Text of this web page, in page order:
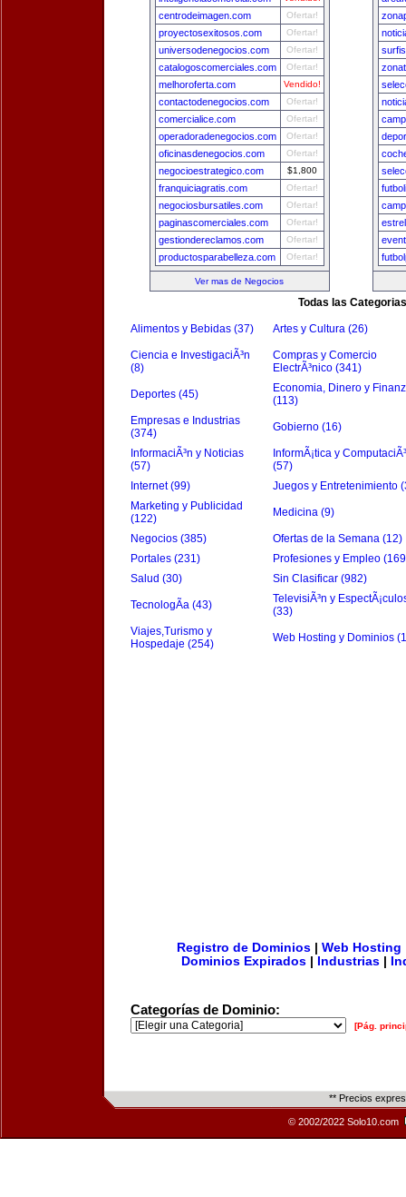
centrodeimagen.com Ofertar!
proyectosexitosos.com Ofertar!
universodenegocios.com Ofertar!
catalogoscomerciales.com Ofertar!
melhoroferta.com Vendido!
contactodenegocios.com Ofertar!
comercialice.com Ofertar!
operadoradenegocios.com Ofertar!
oficinasdenegocios.com Ofertar!
negocioestrategico.com $1,800
franquiciagratis.com Ofertar!
negociosbursatiles.com Ofertar!
paginascomerciales.com Ofertar!
gestiondereclamos.com Ofertar!
productosparabelleza.com Ofertar!
Ver mas de Negocios
Todas las Categorias
Alimentos y Bebidas (37) Artes y Cultura (26)
Ciencia e InvestigaciÃ³n
(8)
Compras y Comercio
ElectrÃ³nico (341)
Deportes (45)
Economia, Dinero y
(113)
Empresas e Industrias
(374)
Gobierno (16)
InformaciÃ³n y Noticias
(57)
InformÃ¡tica y
(57)
Internet (99)
Juegos y Entretenimiento
Marketing y Publicidad
(122)
Medicina (9)
Negocios (385)
Ofertas de la Semana (12)
Portales (231)
Profesiones y Empleo
Salud (30)
Sin Clasificar (982)
TecnologÃ­a (43)
TelevisiÃ³n y
(33)
Viajes,Turismo y
Hospedaje (254)
Web Hosting y Dominios
Registro de Dominios| Web Hosting
Dominios Expirados
Industrias
Categorías de Dominio:
[Pág.
** Precios
© 2002/2022 Solo10.com